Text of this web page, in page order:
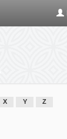
X Y Z